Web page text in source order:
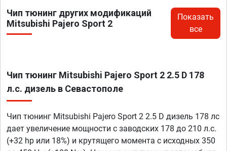
Чип тюнинг других модификаций
Mitsubishi Pajero Sport 2
Показать
все
Чип тюнинг Mitsubishi Pajero Sport 2 2.5 D 178
л.с. дизель в Севастополе
Чип тюнинг Mitsubishi Pajero Sport 2 2.5 D дизель 178 лс
дает увеличение мощности с заводских 178 до 210 л.с.
(+32 hp или 18%) и крутящего момента с исходных 350